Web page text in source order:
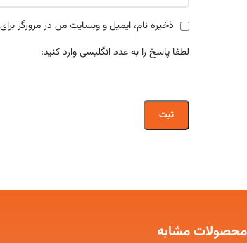
ذخیره نام، ایمیل و وبسایت من در مرورگر
لطفا پاسخ را به عدد انگلیسی وارد کنید:
محصولات مشابه